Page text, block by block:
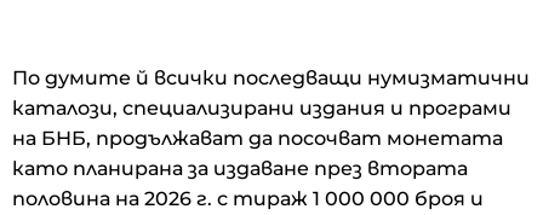
По думите й всички последващи нумизматични
каталози, специализирани издания и програми
на БНБ, продължават да посочват монетата
като планирана за издаване през втората
половина на 2026 г. с тираж 1 000 000 броя и